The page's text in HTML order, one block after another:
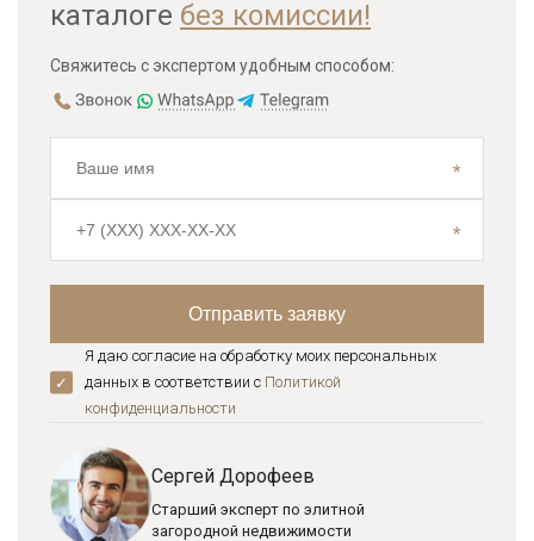
каталоге без комиссии!
Свяжитесь с экспертом удобным способом:
Я даю согласие на обработку моих персональных
данных в соответствии с Политикой
конфиденциальноcти
Сергей Дорофеев
Старший эксперт по элитной
загородной недвижимости